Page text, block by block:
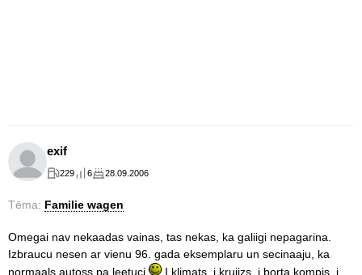
exif
229 6 28.09.2006
Tēma: Familie wagen
Omegai nav nekaadas vainas, tas nekas, ka galiigi nepagarina.
Izbraucu nesen ar vienu 96. gada eksemplaru un secinaaju, ka
normaals autoss pa leetuci
I klimats, i kruiizs, i borta kompis, i